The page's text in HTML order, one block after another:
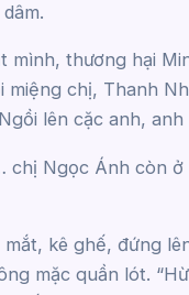
mình, thương hại
miệng chị, Thanh
lên cặc anh, anh
chị Ngọc Ánh còn ở
kê ghế, đứng
mặc quần lót.